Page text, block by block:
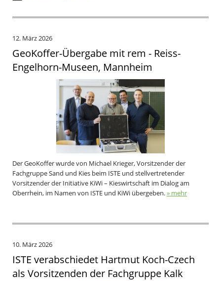
12. März 2026
GeoKoffer-Übergabe mit rem - Reiss-
Engelhorn-Museen, Mannheim
Der GeoKoffer wurde von Michael Krieger, Vorsitzender der
Fachgruppe Sand und Kies beim ISTE und stellvertretender
Vorsitzender der Initiative KiWi – Kieswirtschaft im Dialog am
Oberrhein, im Namen von ISTE und KiWi übergeben.» mehr
10. März 2026
ISTE verabschiedet Hartmut Koch-Czech
als Vorsitzenden der Fachgruppe Kalk